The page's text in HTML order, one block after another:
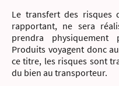
Le transfert des
rapportant, ne sera
prendra physiquement
Produits voyagent donc
ce titre, les risques sont
du bien au transporteur.